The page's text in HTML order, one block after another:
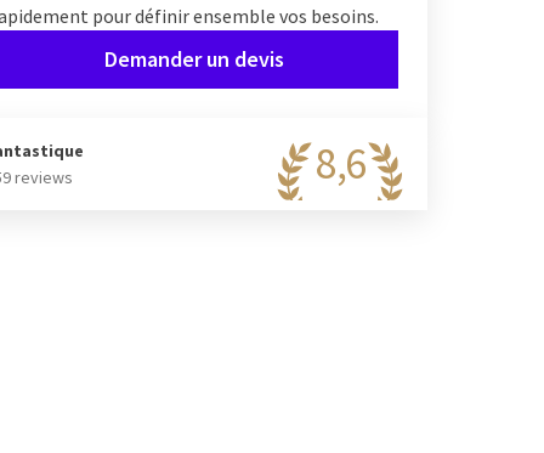
pour définir ensemble vos besoins.
Demander un devis
8,6
reviews